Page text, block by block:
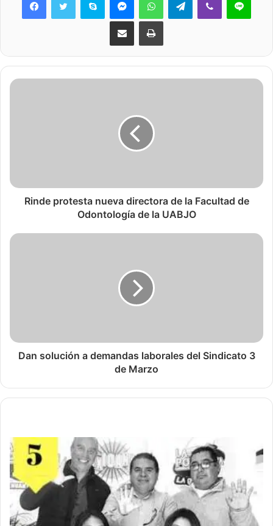
Share via Email Print
Rinde protesta nueva directora de la Facultad de
Odontología de la UABJO
Dan solución a demandas laborales del Sindicato 3
de Marzo